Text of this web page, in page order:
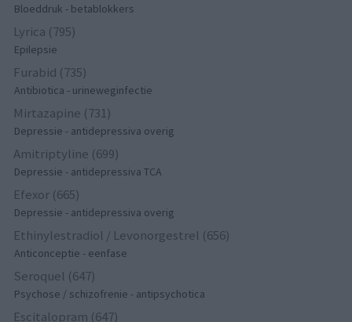
Bloeddruk - betablokkers
Lyrica (795)
Epilepsie
Furabid (735)
Antibiotica - urineweginfectie
Mirtazapine (731)
Depressie - antidepressiva overig
Amitriptyline (699)
Depressie - antidepressiva TCA
Efexor (665)
Depressie - antidepressiva overig
Ethinylestradiol / Levonorgestrel (656)
Anticonceptie - eenfase
Seroquel (647)
Psychose / schizofrenie - antipsychotica
Escitalopram (647)